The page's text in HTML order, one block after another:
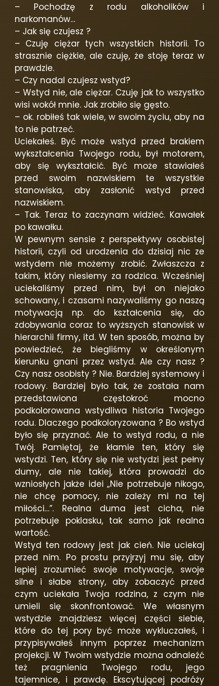
– Pochodzę z rodu alkoholików i
narkomanów…
– Jak się czujesz ?
– Czuję ciężar tych wszystkich historii. To
strasznie ciężkie, ale czuję, że stoję teraz w
prawdzie.
– Czy nadal czujesz wstyd?
– Wstyd nie, ale ciężar. Czuję jak to wszystko
wisi wokół mnie. Jak zrobiło się gęsto.
– ok. robiłeś tak wiele, w swoim życiu, aby na
to nie patrzeć.
Uciekałeś. Być może wstyd przed brakiem
wykształcenia Twojego rodu, był motorem,
aby się wykształcić. Być może stawiałeś
przed swoim nazwiskiem te wszystkie
stanowiska, aby zasłonić wstyd przed
nazwiskiem.
– Tak. Teraz to zaczynam widzieć. Kawałek
po kawałku.
W pewnym sensie z perspektywy osobistej
historii, czyli od urodzenia do dzisiaj nic ze
wstydem nie możemy zrobić. Zwłaszcza z
takim, który niesiemy za rodzica. Wcześniej
uciekaliśmy przed nim, był on niejako
schowany, i czasami nazywaliśmy go naszą
motywacją np. do kształcenia się, do
zdobywania coraz to wyższych stanowisk w
hierarchii firmy, itd. W ten sposób, można by
powiedzieć, że biegliśmy w określonym
kierunku gnani przez wstyd. Ale czy nasz ?
Czy nasz osobisty ? Nie. Bardziej systemowy i
rodowy. Bardziej było tak, że została nam
przedstawiona częstokroć mocno
podkolorowana wstydliwa historia Twojego
rodu. Dlaczego podkoloryzowana ? Bo wstyd
było się przyznać. Ale to wstyd rodu, a nie
Twój. Pamiętaj, że kłamie ten, który się
wstydzi. Ten, który się nie wstydzi jest pełny
dumy, ale nie takiej, która prowadzi do
wzniosłych jakże idei „Nie potrzebuje nikogo,
nie chcę pomocy, nie zależy mi na tej
miłości…”. Realna duma jest cicha, nie
potrzebuje poklasku, tak samo jak realna
wartość.
Wstyd ten rodowy jest jak cień. Nie uciekaj
przed nim. Po prostu przyjrzyj mu się, aby
lepiej zrozumieć swoje motywacje, swoje
silne i słabe strony, aby zobaczyć przed
czym uciekała Twoja rodzina, z czym nie
umieli się skonfrontować. We własnym
wstydzie znajdziesz więcej części siebie,
które do tej pory być może wykluczałeś, i
przypisywałeś innym poprzez mechanizm
projekcji. W Twoim wstydzie można odnaleźć
też pragnienia Twojego rodu, jego
tajemnice, i prawdę. Ekscytującej podróży